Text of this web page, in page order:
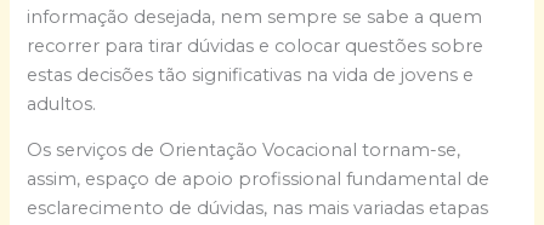
informação desejada, nem sempre se sabe a quem
recorrer para tirar dúvidas e colocar questões sobre
estas decisões tão significativas na vida de jovens e
adultos.
Os serviços de Orientação Vocacional tornam-se,
assim, espaço de apoio profissional fundamental de
esclarecimento de dúvidas, nas mais variadas etapas